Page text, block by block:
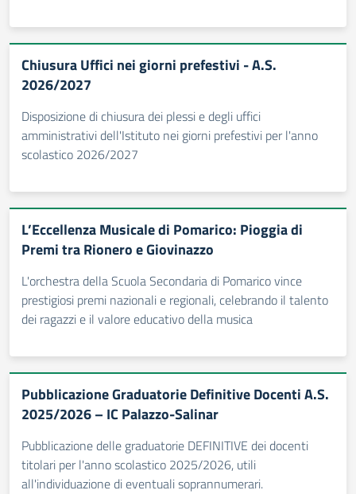
Chiusura Uffici nei giorni prefestivi - A.S.
2026/2027
Disposizione di chiusura dei plessi e degli uffici
amministrativi dell'Istituto nei giorni prefestivi per l'anno
scolastico 2026/2027
L’Eccellenza Musicale di Pomarico: Pioggia di
Premi tra Rionero e Giovinazzo
L'orchestra della Scuola Secondaria di Pomarico vince
prestigiosi premi nazionali e regionali, celebrando il talento
dei ragazzi e il valore educativo della musica
Pubblicazione Graduatorie Definitive Docenti A.S.
2025/2026 – IC Palazzo-Salinar
Pubblicazione delle graduatorie DEFINITIVE dei docenti
titolari per l'anno scolastico 2025/2026, utili
all'individuazione di eventuali soprannumerari.